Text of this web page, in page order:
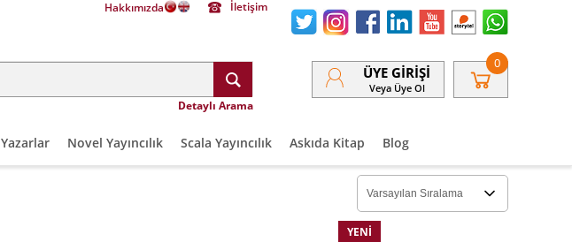
Hakkımızda İletişim
Detaylı Arama
ÜYE GIRIŞI
Veya Üye Ol
0
Yazarlar Novel Yayıncılık Scala Yayıncılık Askıda Kitap Blog
YENI